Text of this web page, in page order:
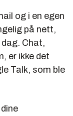
og i en egen
på nett,
Chat,
er ikke det
Talk, som ble